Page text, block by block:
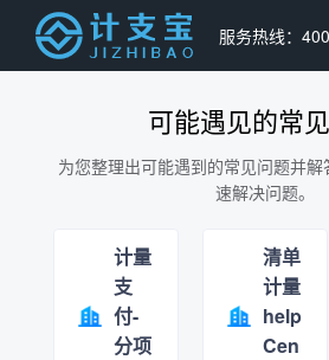
服务热线：
可能遇见的常
为您整理出可能遇到的常见问题并
速解决问题。
计量
支
付-
分项
清单
计量
help
Cen